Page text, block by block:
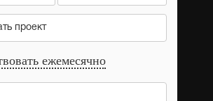
проект
ежемесячно